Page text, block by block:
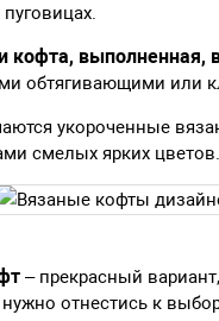
кофта, выполненная,
обтягивающими или
укороченные
смелых ярких
– прекрасный
отнестись к